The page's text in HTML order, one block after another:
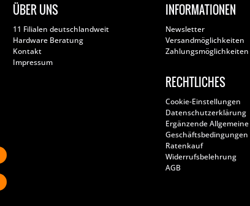
ÜBER UNS
11 Filialen deutschlandweit
Hardware Beratung
Kontakt
Impressum
INFORMATIONEN
Newsletter
Versandmöglichkeiten
Zahlungsmöglichkeiten
RECHTLICHES
Cookie-Einstellungen
Datenschutzerklärung
Ergänzende Allgemeine
Ratenkauf
Widerrufsbelehrung
AGB